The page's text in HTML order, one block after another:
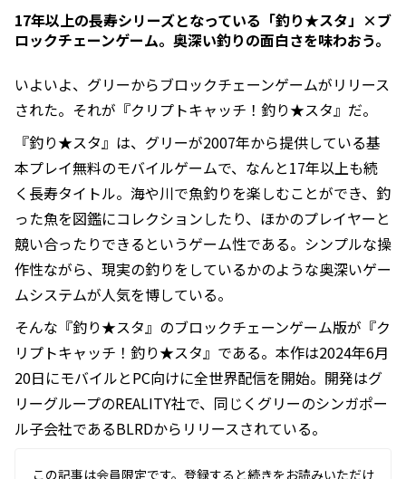
17年以上の長寿シリーズとなっている「釣り★スタ」×ブ
ロックチェーンゲーム。奥深い釣りの面白さを味わおう。
いよいよ、グリーからブロックチェーンゲームがリリース
された。それが『クリプトキャッチ！釣り★スタ』だ。
『釣り★スタ』は、グリーが2007年から提供している基
本プレイ無料のモバイルゲームで、なんと17年以上も続
く長寿タイトル。海や川で魚釣りを楽しむことができ、釣
った魚を図鑑にコレクションしたり、ほかのプレイヤーと
競い合ったりできるというゲーム性である。シンプルな操
作性ながら、現実の釣りをしているかのような奥深いゲー
ムシステムが人気を博している。
そんな『釣り★スタ』のブロックチェーンゲーム版が『ク
リプトキャッチ！釣り★スタ』である。本作は2024年6月
20日にモバイルとPC向けに全世界配信を開始。開発はグ
リーグループのREALITY社で、同じくグリーのシンガポー
ル子会社であるBLRDからリリースされている。
この記事は会員限定です。登録すると続きをお読みいただけ